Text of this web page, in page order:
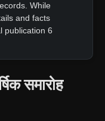
While
and facts
publication 6
समारोह